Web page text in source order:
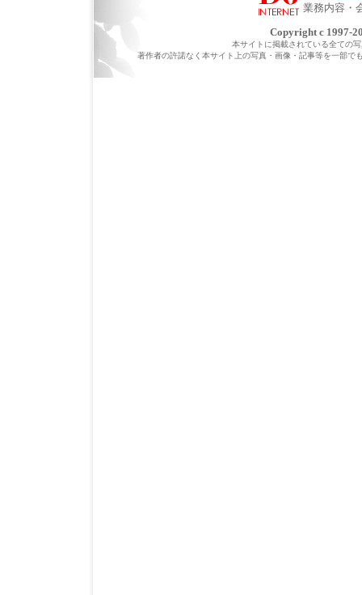
業務内容・
Copyright c 1997-
本サイトに掲載されている全ての
著作者の許諾なく本サイト上の写真・画像・記事等を一部で